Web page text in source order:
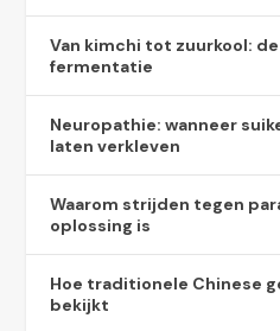
Van kimchi tot zuurkool:
fermentatie
Neuropathie: wanneer
laten verkleven
Waarom strijden tegen
oplossing is
Hoe traditionele Chinese
bekijkt